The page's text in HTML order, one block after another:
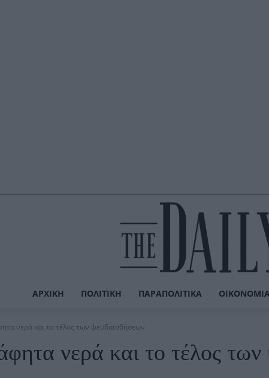
ΑΡΧΙΚΉ ΠΟΛΙΤΙΚΉ ΠΑΡΑΠΟΛΙΤΙΚΆ
νερά και το τέλος των ψευδαισθήσεων
νερά και το τέλος